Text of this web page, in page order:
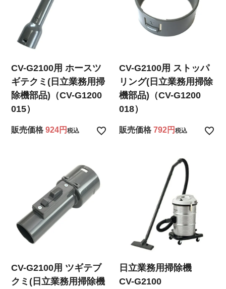
CV-G2100用 ホースツ
ギテクミ(日立業務用掃
除機部品)（CV-G1200
015）
販売価格 924 税込
CV-G2100用 ストッパ
リング(日立業務用掃除
機部品)（CV-G1200
018）
販売価格 792 税込
CV-G2100用 ツギテブ
クミ(日立業務用掃除機
日立業務用掃除機
CV-G2100